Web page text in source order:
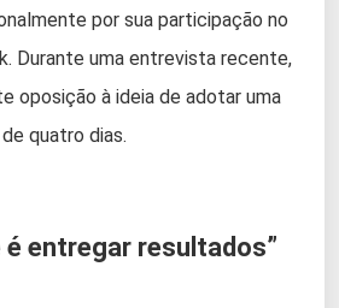
por sua participação no
Durante uma entrevista recente,
oposição à ideia de adotar uma
quatro dias.
entregar resultados”